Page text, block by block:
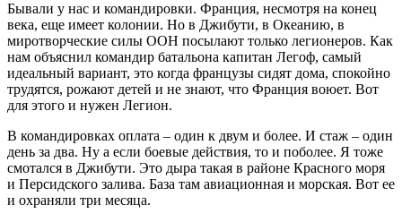
Бывали у нас и командировки. Франция, несмотря на конец
века, еще имеет колонии. Но в Джибути, в Океанию, в
миротворческие силы ООН посылают только легионеров. Как
нам объяснил командир батальона капитан Легоф, самый
идеальный вариант, это когда французы сидят дома, спокойно
трудятся, рожают детей и не знают, что Франция воюет. Вот
для этого и нужен Легион.
В командировках оплата – один к двум и более. И стаж – один
день за два. Ну а если боевые действия, то и поболее. Я тоже
смотался в Джибути. Это дыра такая в районе Красного моря
и Персидского залива. База там авиационная и морская. Вот ее
и охраняли три месяца.